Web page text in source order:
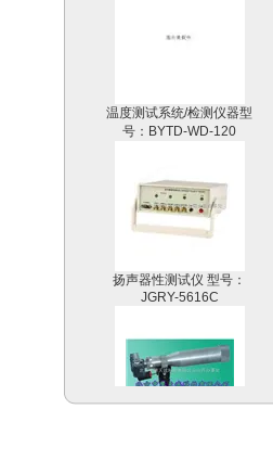
号：BYTD-WD-120
JGRY-5616C